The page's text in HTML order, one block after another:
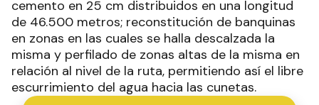
cemento en 25 cm distribuidos en una longitud
de 46.500 metros; reconstitución de banquinas
en zonas en las cuales se halla descalzada la
misma y perfilado de zonas altas de la misma en
relación al nivel de la ruta, permitiendo así el libre
escurrimiento del agua hacia las cunetas.